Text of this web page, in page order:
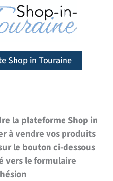
Shop in Touraine
la plateforme Shop in
à vendre vos produits
le bouton ci-dessous
vers le formulaire